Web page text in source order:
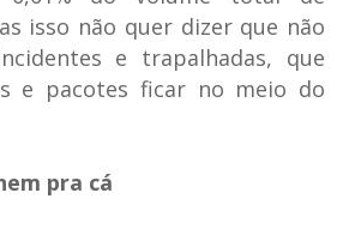
isso não quer dizer que não
e trapalhadas, que
e pacotes ficar no meio do
pra cá